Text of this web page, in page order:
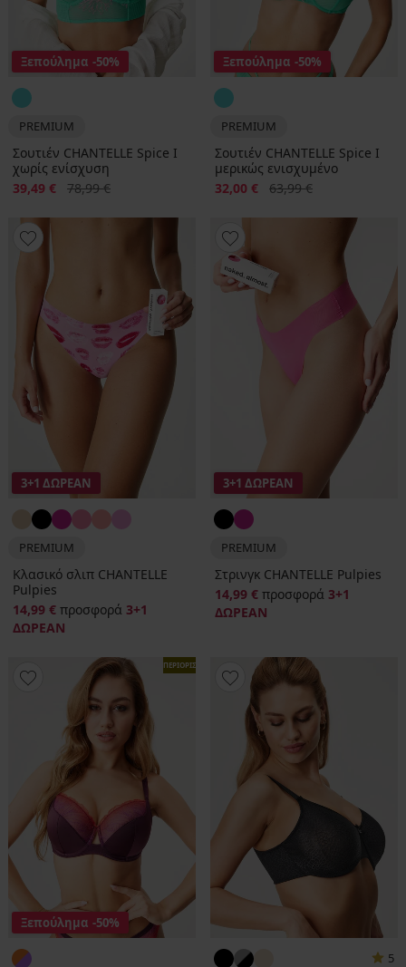
Ξεπούλημα -50%
PREMIUM
Σουτιέν CHANTELLE Spice I
χωρίς ενίσχυση
Έκπτωση
39,49 € Αρχική τιμή
78,99 €
Ξεπούλημα -50%
PREMIUM
Σουτιέν CHANTELLE Spice I
μερικώς ενισχυμένο
Έκπτωση
32,00 € Αρχική τιμή
63,99 €
3+1 ΔΩΡΕΑΝ
PREMIUM
Κλασικό σλιπ CHANTELLE
Pulpies
14,99 € προσφορά 3+1
ΔΩΡΕΑΝ
3+1 ΔΩΡΕΑΝ
PREMIUM
Στρινγκ CHANTELLE Pulpies
14,99 € προσφορά 3+1
ΔΩΡΕΑΝ
ΠΕΡΙΟΡΙΣΜΕΝΑ
Ξεπούλημα -50%
5